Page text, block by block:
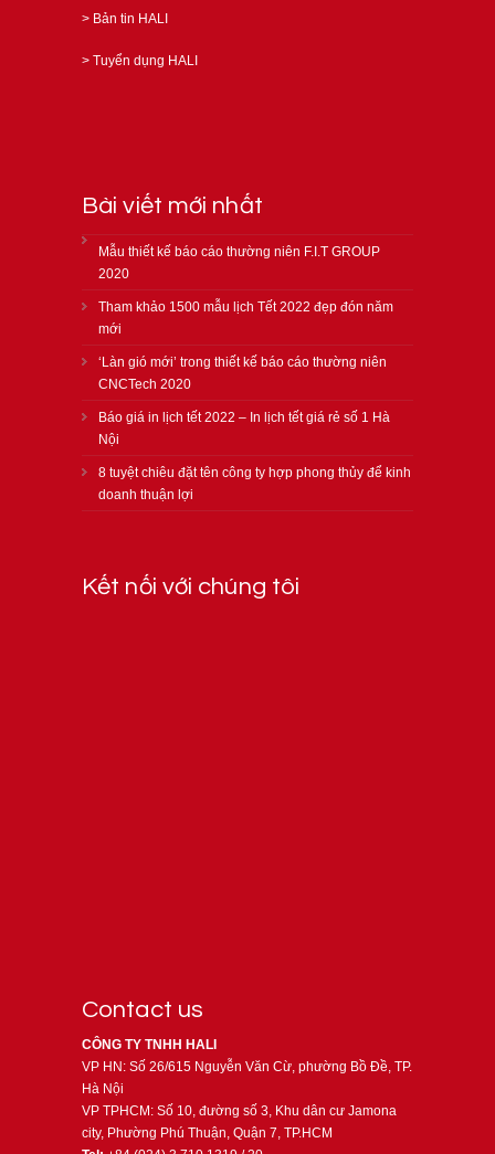
> Bản tin HALI
> Tuyển dụng HALI
Bài viết mới nhất
Mẫu thiết kế báo cáo thường niên F.I.T GROUP
2020
Tham khảo 1500 mẫu lịch Tết 2022 đẹp đón năm
mới
‘Làn gió mới’ trong thiết kế báo cáo thường niên
CNCTech 2020
Báo giá in lịch tết 2022 – In lịch tết giá rẻ số 1 Hà
Nội
8 tuyệt chiêu đặt tên công ty hợp phong thủy để kinh
doanh thuận lợi
Kết nối với chúng tôi
Contact us
CÔNG TY TNHH HALI
VP HN: Số 26/615 Nguyễn Văn Cừ, phường Bồ Đề, TP.
Hà Nội
VP TPHCM: Số 10, đường số 3, Khu dân cư Jamona
city, Phường Phú Thuận, Quận 7, TP.HCM